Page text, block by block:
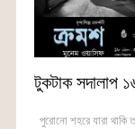
টুকটাক সদালাপ
পুরোনো শহরে যারা থাকি